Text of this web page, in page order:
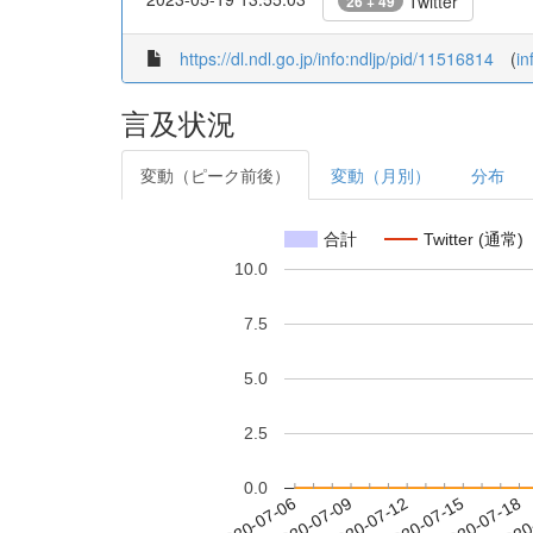
https://dl.ndl.go.jp/info:ndljp/pid/11516814 (
言及状況
変動（ピーク前後） 変動（月別） 分布
合計 Twitter (通常)
0.0
2.5
5.0
7.5
10.0